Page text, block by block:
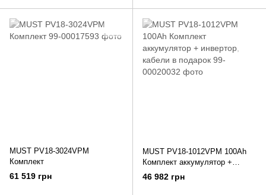
MUST PV18-3024VPM
Комплект
61 519 грн
MUST PV18-1012VPM 100Ah
Комплект аккумулятор +
инвертор, кабели в подарок
46 982 грн